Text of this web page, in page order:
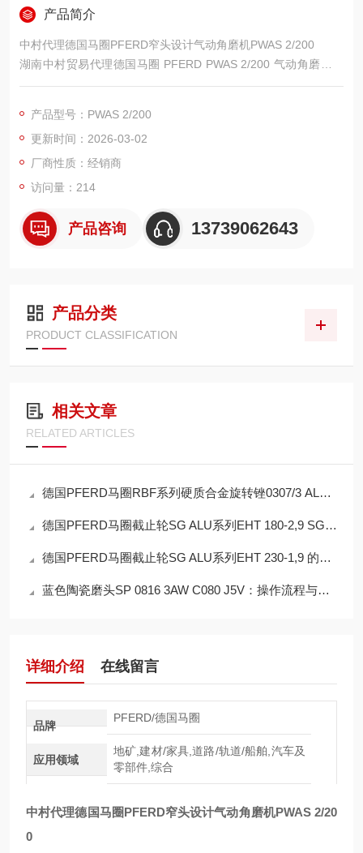
产品简介
中村代理德国马圈PFERD窄头设计气动角磨机PWAS 2/200
湖南中村贸易代理德国马圈 PFERD PWAS 2/200 气动角磨机，
窄头设计，适配狭小空间打磨。20000 转 / 分钟、230W 功率，6
毛刺 / 修磨，现货供应。
产品型号：PWAS 2/200
更新时间：2026-03-02
厂商性质：经销商
访问量：214
产品咨询 13739062643
产品分类
PRODUCT CLASSIFICATION
相关文章
RELATED ARTICLES
德国PFERD马圈RBF系列硬质合金旋转锉0307/3 ALLROUND HC-FEP的工作原理
德国PFERD马圈截止轮SG ALU系列EHT 180-2,9 SG ALU的操作使用
德国PFERD马圈截止轮SG ALU系列EHT 230-1,9 的工作原理
蓝色陶瓷磨头SP 0816 3AW C080 J5V：操作流程与使用要点
详细介绍 在线留言
品牌
PFERD/德国马圈
应用领域
地矿,建材/家具,道路/轨道/船舶,汽车及
零部件,综合
中村代理德国马圈PFERD窄头设计气动角磨机PWAS 2/20
0